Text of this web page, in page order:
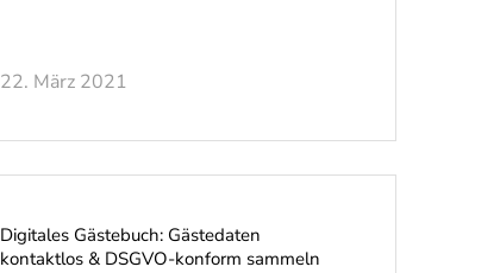
22. März 2021
Digitales Gästebuch: Gästedaten
kontaktlos & DSGVO-konform sammeln